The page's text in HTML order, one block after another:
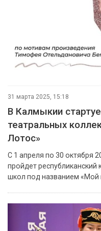
31 марта 2025, 15:18
В Калмыкии
театральных
Лотос»
С 1 апреля по 30 октября
пройдет республиканский
школ под названием «Мой